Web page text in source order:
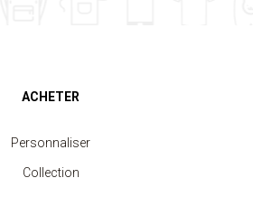
ACHETER
Personnaliser
Collection